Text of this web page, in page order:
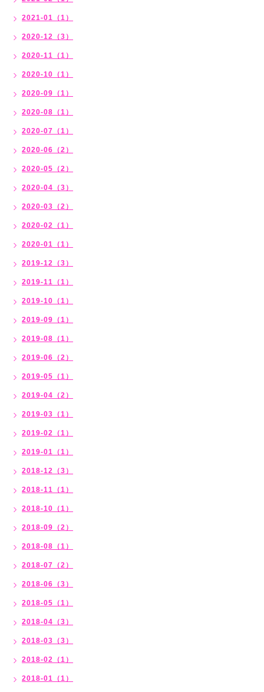
2021-01（1）
2020-12（3）
2020-11（1）
2020-10（1）
2020-09（1）
2020-08（1）
2020-07（1）
2020-06（2）
2020-05（2）
2020-04（3）
2020-03（2）
2020-02（1）
2020-01（1）
2019-12（3）
2019-11（1）
2019-10（1）
2019-09（1）
2019-08（1）
2019-06（2）
2019-05（1）
2019-04（2）
2019-03（1）
2019-02（1）
2019-01（1）
2018-12（3）
2018-11（1）
2018-10（1）
2018-09（2）
2018-08（1）
2018-07（2）
2018-06（3）
2018-05（1）
2018-04（3）
2018-03（3）
2018-02（1）
2018-01（1）